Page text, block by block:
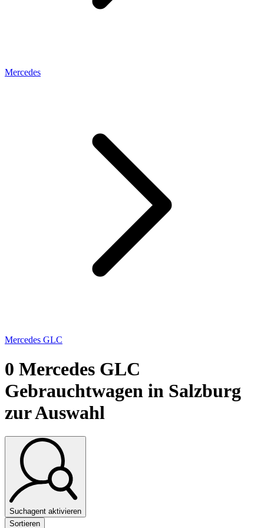
Mercedes
Mercedes GLC
0 Mercedes GLC
Gebrauchtwagen in Salzburg
zur Auswahl
Suchagent aktivieren
Sortieren